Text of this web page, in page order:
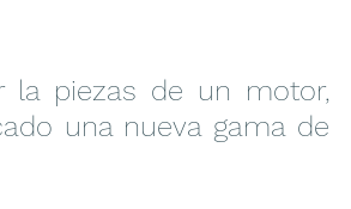
la piezas de un motor,
una nueva gama de